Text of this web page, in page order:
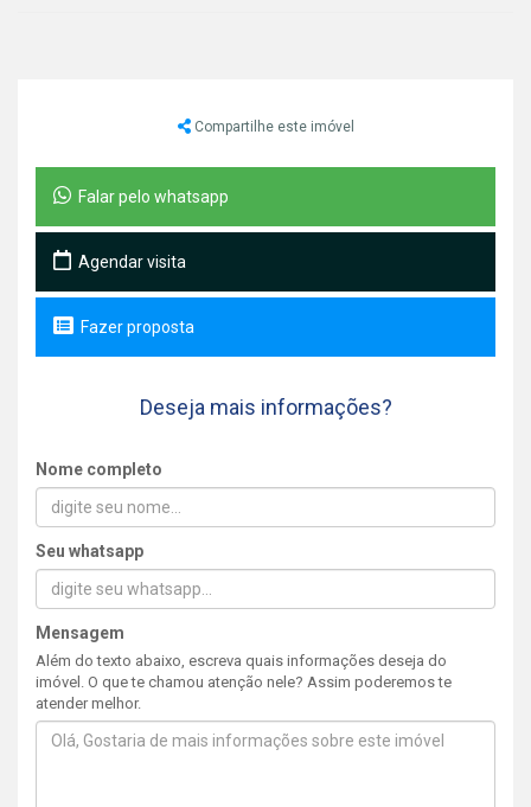
Compartilhe este imóvel
Falar pelo whatsapp
Agendar visita
Fazer proposta
Deseja mais informações?
Nome completo
Seu whatsapp
Mensagem
Além do texto abaixo, escreva quais informações deseja do
imóvel. O que te chamou atenção nele? Assim poderemos te
atender melhor.